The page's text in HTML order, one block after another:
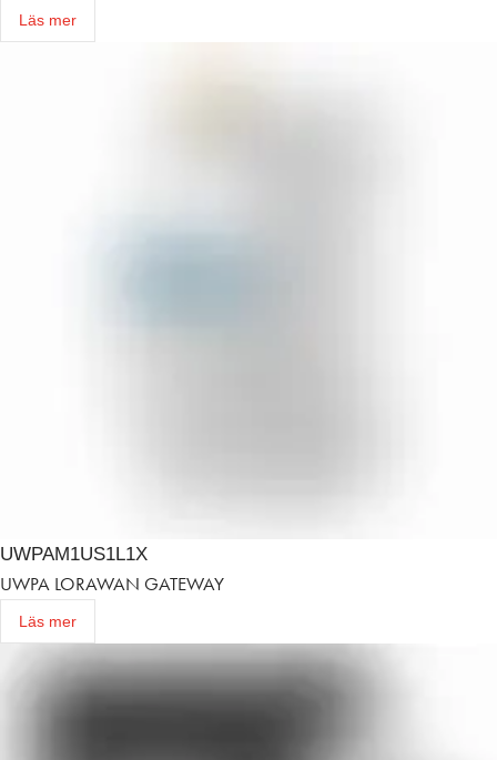
Läs mer
UWPAM1US1L1X
UWPA LORAWAN GATEWAY
Läs mer